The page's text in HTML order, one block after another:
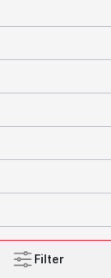
Filter